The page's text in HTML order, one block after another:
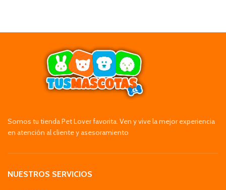
Somos tu tienda Pet Lover favorita. Ven y vive la mejor experiencia
en atención al cliente y asesoramiento
NUESTROS SERVICIOS